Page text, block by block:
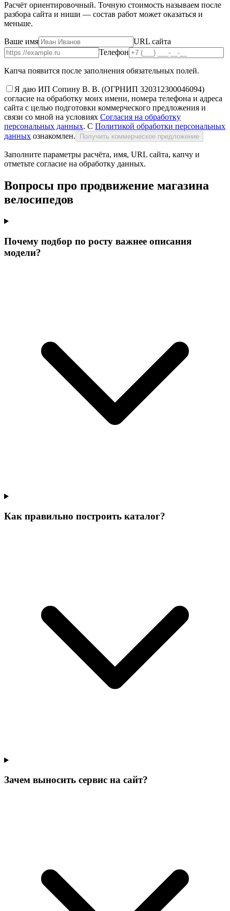
Расчёт ориентировочный. Точную стоимость называем после
разбора сайта и ниши — состав работ может оказаться и
меньше.
Ваше имя
URL сайта
Телефон
Капча появится после заполнения обязательных полей.
Я даю ИП Сопину В. В. (ОГРНИП 320312300046094)
согласие на обработку моих имени, номера телефона и адреса
сайта с целью подготовки коммерческого предложения и
связи со мной на условиях Согласия на обработку
персональных данных. С Политикой обработки персональных
данных ознакомлен. Получить коммерческое предложение
Заполните параметры расчёта, имя, URL сайта, капчу и
отметьте согласие на обработку данных.
Вопросы про продвижение магазина
велосипедов
Почему подбор по росту важнее описания
модели?
Как правильно построить каталог?
Зачем выносить сервис на сайт?